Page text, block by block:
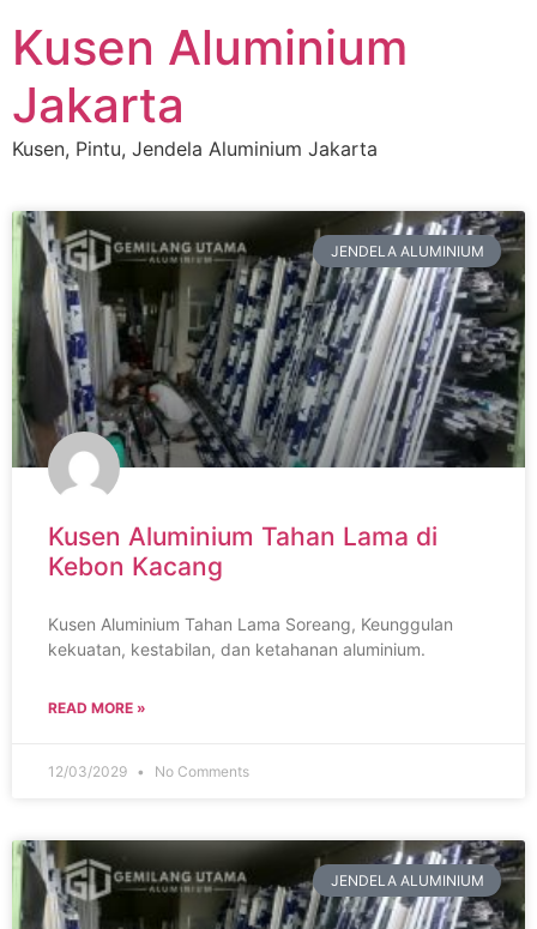
Kusen Aluminium
Jakarta
Kusen, Pintu, Jendela Aluminium Jakarta
JENDELA ALUMINIUM
Kusen Aluminium Tahan Lama di
Kebon Kacang
Kusen Aluminium Tahan Lama Soreang, Keunggulan
kekuatan, kestabilan, dan ketahanan aluminium.
READ MORE »
12/03/2029 No Comments
JENDELA ALUMINIUM